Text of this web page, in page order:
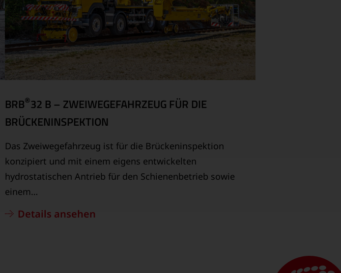
BRB®32 B – ZWEIWEGEFAHRZEUG FÜR DIE
BRÜCKENINSPEKTION
Das Zweiwegefahrzeug ist für die Brückeninspektion
konzipiert und mit einem eigens entwickelten
hydrostatischen Antrieb für den Schienenbetrieb sowie
einem…
Details ansehen